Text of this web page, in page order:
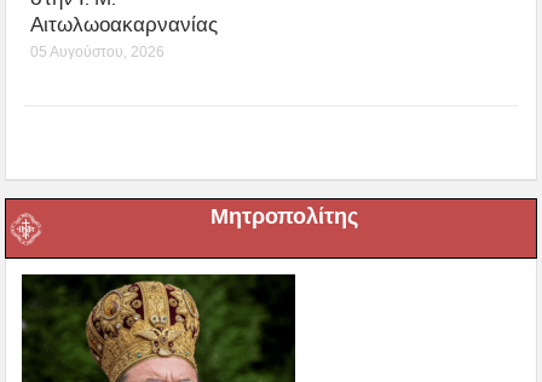
Αιτωλωοακαρνανίας
05 Αυγούστου, 2026
Μητροπολίτης